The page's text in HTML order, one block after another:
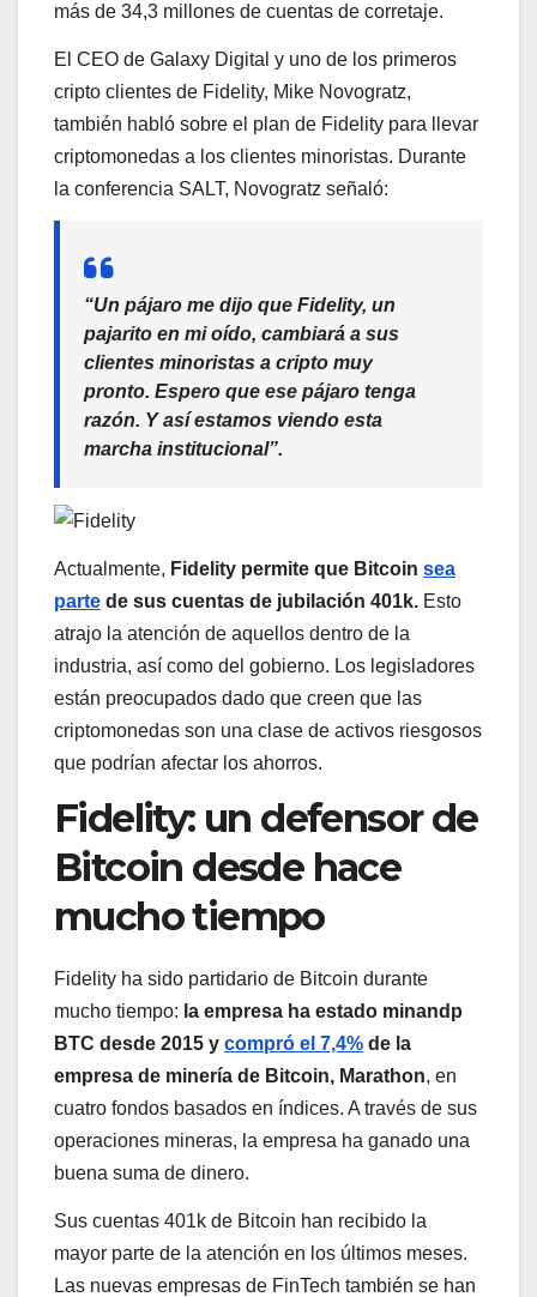
más de 34,3 millones de cuentas de corretaje.
El CEO de Galaxy Digital y uno de los primeros
cripto clientes de Fidelity, Mike Novogratz,
también habló sobre el plan de Fidelity para llevar
criptomonedas a los clientes minoristas. Durante
la conferencia SALT, Novogratz señaló:
“Un pájaro me dijo que Fidelity, un
pajarito en mi oído, cambiará a sus
clientes minoristas a cripto muy
pronto. Espero que ese pájaro tenga
razón. Y así estamos viendo esta
marcha institucional”.
Actualmente, Fidelity permite que Bitcoin sea
parte de sus cuentas de jubilación 401k. Esto
atrajo la atención de aquellos dentro de la
industria, así como del gobierno. Los legisladores
están preocupados dado que creen que las
criptomonedas son una clase de activos riesgosos
que podrían afectar los ahorros.
Fidelity: un defensor de
Bitcoin desde hace
mucho tiempo
Fidelity ha sido partidario de Bitcoin durante
mucho tiempo: la empresa ha estado minandp
BTC desde 2015 y compró el 7,4% de la
empresa de minería de Bitcoin, Marathon, en
cuatro fondos basados ​​en índices. A través de sus
operaciones mineras, la empresa ha ganado una
buena suma de dinero.
Sus cuentas 401k de Bitcoin han recibido la
mayor parte de la atención en los últimos meses.
Las nuevas empresas de FinTech también se han